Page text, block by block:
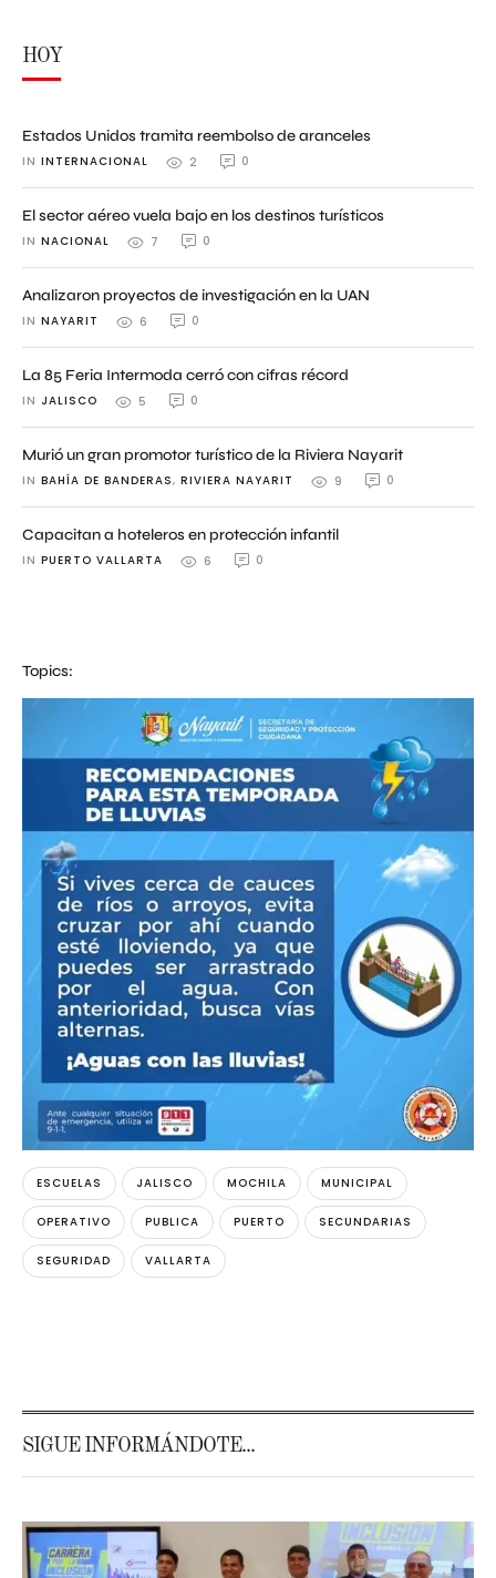
HOY
Estados Unidos tramita reembolso de aranceles
IN INTERNACIONAL 2 0
El sector aéreo vuela bajo en los destinos turísticos
IN NACIONAL 7 0
Analizaron proyectos de investigación en la UAN
IN NAYARIT 6 0
La 85 Feria Intermoda cerró con cifras récord
IN JALISCO 5 0
Murió un gran promotor turístico de la Riviera Nayarit
IN BAHÍA DE BANDERAS, RIVIERA NAYARIT 9 0
Capacitan a hoteleros en protección infantil
IN PUERTO VALLARTA 6 0
Topics:
ESCUELAS JALISCO MOCHILA MUNICIPAL
OPERATIVO PUBLICA PUERTO SECUNDARIAS
SEGURIDAD VALLARTA
SIGUE INFORMÁNDOTE...